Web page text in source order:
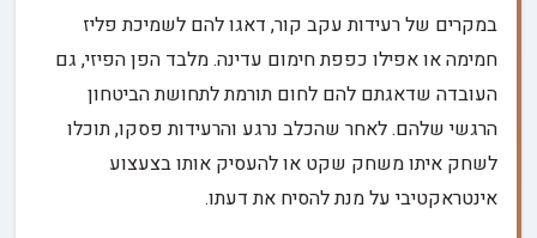
במקרים של רעידות עקב קור, דאגו להם לשמיכת פליז
חמימה או אפילו כפפת חימום עדינה. מלבד הפן הפיזי, גם
העובדה שדאגתם להם לחום תורמת לתחושת הביטחון
הרגשי שלהם. לאחר שהכלב נרגע והרעידות פסקו, תוכלו
לשחק איתו משחק שקט או להעסיק אותו בצעצוע
אינטראקטיבי על מנת להסיח את דעתו.